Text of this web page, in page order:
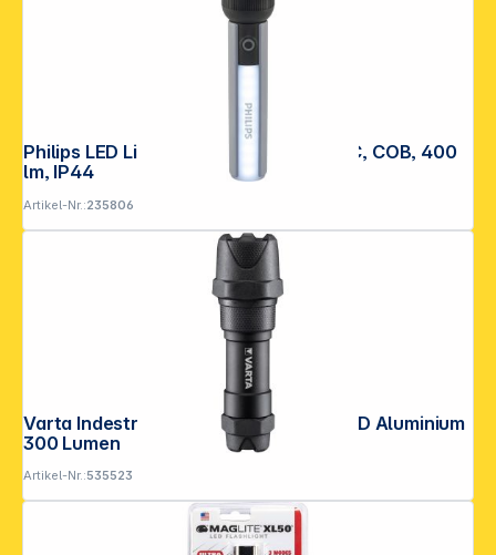
Philips LED Light Taschenlampe USB-C, COB, 400
lm, IP44
Artikel-Nr.:235806
Varta Indestructible F10 Pro 6 Watt LED Aluminium
300 Lumen
Artikel-Nr.:535523